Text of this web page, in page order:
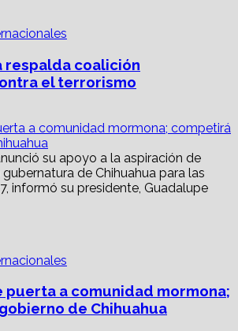
respalda coalición
el terrorismo
a comunidad mormona; competirá
puerta a comunidad mormona;
de Chihuahua